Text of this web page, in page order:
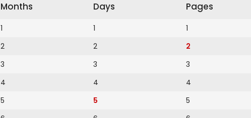
Months
1
2
3
4
5
Days
1
2
3
4
5
Pages
1
2
3
4
5